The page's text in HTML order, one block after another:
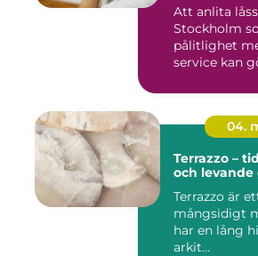
Att anlita
Stockholm
pålitlighet
service kan
04.
Terrazzo –
och levande
Terrazzo är
mångsidigt
har en lång
arkit...